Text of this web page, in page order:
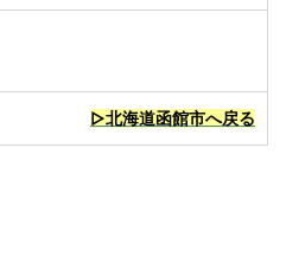
▷北海道函館市へ戻る